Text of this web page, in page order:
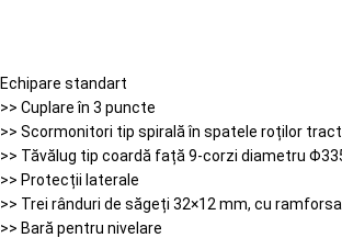
Echipare standart
>> Cuplare în 3 puncte
>> Scormonitori tip spirală în spatele roților
>> Tăvălug tip coardă față 9-corzi diametru
>> Protecții laterale
>> Trei rânduri de săgeți 32×12 mm, cu
>> Bară pentru nivelare